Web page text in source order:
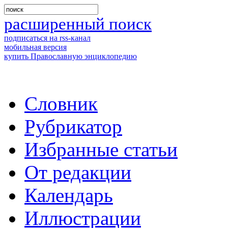
расширенный поиск
подписаться на rss-канал
мобильная версия
купить Православную энциклопедию
Словник
Рубрикатор
Избранные статьи
От редакции
Календарь
Иллюстрации